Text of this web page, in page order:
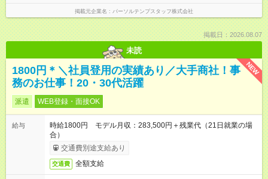
掲載元企業名 パーソルテンプスタッフ株式会社
掲載日：2026.08.07
未読
NEW
1800円＊＼社員登用の実績あり／大手商社！事
務のお仕事！20・30代活躍
派遣 WEB登録・面接OK
給与
時給1800円 モデル月収：283,500円＋残業代（21日就業の場
合）
交通費別途支給あり
交通費 全額支給